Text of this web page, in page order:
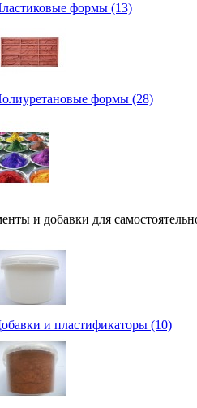
формы (13)
формы (28)
и добавки для
и пластификаторы (10)